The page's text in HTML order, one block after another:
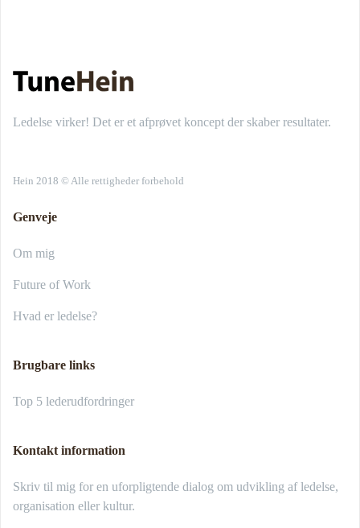
Ledelse virker! Det er et afprøvet koncept der skaber resultater.
Hein 2018 © Alle rettigheder forbehold
Genveje
Om mig
Future of Work
Hvad er ledelse?
Brugbare links
Top 5 lederudfordringer
Kontakt information
Skriv til mig for en uforpligtende dialog om udvikling af ledelse,
organisation eller kultur.